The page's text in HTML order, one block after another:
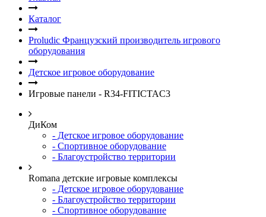
Каталог
Proludic Французский производитель игрового
оборудования
Детское игровое оборудование
Игровые панели - R34-FITICTAC3
ДиКом
- Детское игровое оборудование
- Спортивное оборудование
- Благоустройство территории
Romana детские игровые комплексы
- Детское игровое оборудование
- Благоустройство территории
- Спортивное оборудование